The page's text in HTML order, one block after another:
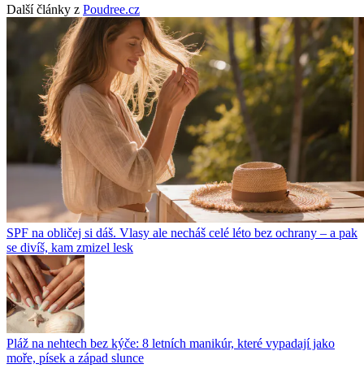
Další články z Poudree.cz
SPF na obličej si dáš. Vlasy ale necháš celé léto bez ochrany – a pak
se divíš, kam zmizel lesk
Pláž na nehtech bez kýče: 8 letních manikúr, které vypadají jako
moře, písek a západ slunce